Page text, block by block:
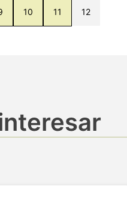
10 11 12